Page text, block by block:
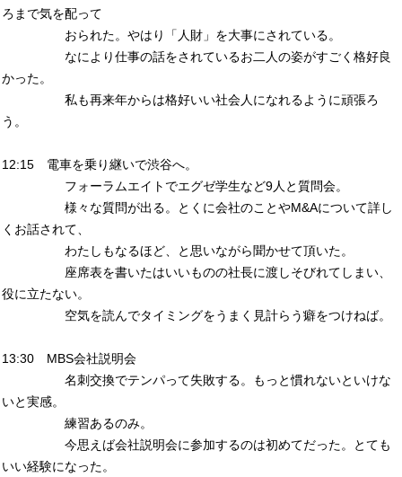
ろまで気を配って
おられた。やはり「人財」を大事にされている。
なにより仕事の話をされているお二人の姿がすごく格好良
かった。
私も再来年からは格好いい社会人になれるように頑張ろ
う。
12:15 電車を乗り継いで渋谷へ。
フォーラムエイトでエグゼ学生など9人と質問会。
様々な質問が出る。とくに会社のことやM&Aについて詳し
くお話されて、
わたしもなるほど、と思いながら聞かせて頂いた。
座席表を書いたはいいものの社長に渡しそびれてしまい、
役に立たない。
空気を読んでタイミングをうまく見計らう癖をつけねば。
13:30 MBS会社説明会
名刺交換でテンパって失敗する。もっと慣れないといけな
いと実感。
練習あるのみ。
今思えば会社説明会に参加するのは初めてだった。とても
いい経験になった。